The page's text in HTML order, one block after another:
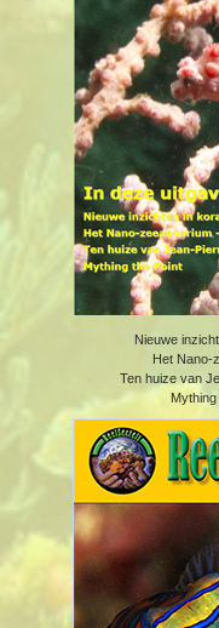
Nieuwe
Het Nano-
Ten huize van